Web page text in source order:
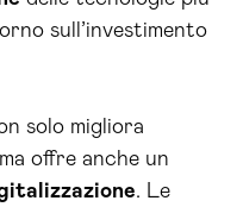
sull’investimento
solo migliora
offre anche un
. Le